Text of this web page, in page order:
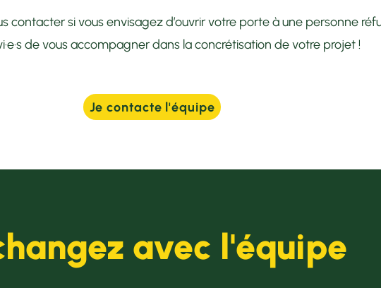
contacter si vous envisagez d’ouvrir votre porte à une personne
de vous accompagner dans la concrétisation de votre projet !
Je contacte l'équipe
avec l'équipe